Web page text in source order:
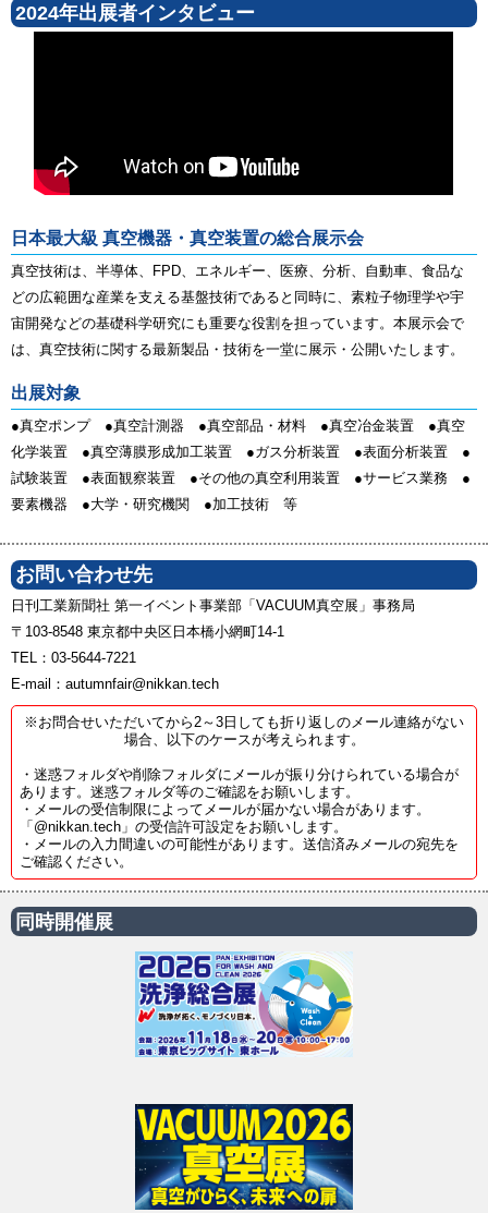
2024年出展者インタビュー
日本最大級 真空機器・真空装置の総合展示会
真空技術は、半導体、FPD、エネルギー、医療、分析、自動車、食品な
どの広範囲な産業を支える基盤技術であると同時に、素粒子物理学や宇
宙開発などの基礎科学研究にも重要な役割を担っています。本展示会で
は、真空技術に関する最新製品・技術を一堂に展示・公開いたします。
出展対象
●真空ポンプ ●真空計測器 ●真空部品・材料 ●真空冶金装置 ●真空
化学装置 ●真空薄膜形成加工装置 ●ガス分析装置 ●表面分析装置 ●
試験装置 ●表面観察装置 ●その他の真空利用装置 ●サービス業務 ●
要素機器 ●大学・研究機関 ●加工技術 等
お問い合わせ先
日刊工業新聞社 第一イベント事業部「VACUUM真空展」事務局
〒103-8548 東京都中央区日本橋小網町14-1
TEL：03-5644-7221
E-mail：autumnfair@nikkan.tech
※お問合せいただいてから2～3日しても折り返しのメール連絡がない
場合、以下のケースが考えられます。
・迷惑フォルダや削除フォルダにメールが振り分けられている場合が
あります。迷惑フォルダ等のご確認をお願いします。
・メールの受信制限によってメールが届かない場合があります。
「@nikkan.tech」の受信許可設定をお願いします。
・メールの入力間違いの可能性があります。送信済みメールの宛先を
ご確認ください。
同時開催展